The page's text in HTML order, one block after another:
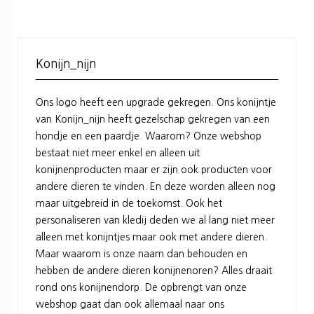
Konijn_nijn
Ons logo heeft een upgrade gekregen. Ons konijntje
van Konijn_nijn heeft gezelschap gekregen van een
hondje en een paardje. Waarom? Onze webshop
bestaat niet meer enkel en alleen uit
konijnenproducten maar er zijn ook producten voor
andere dieren te vinden. En deze worden alleen nog
maar uitgebreid in de toekomst. Ook het
personaliseren van kledij deden we al lang niet meer
alleen met konijntjes maar ook met andere dieren.
Maar waarom is onze naam dan behouden en
hebben de andere dieren konijnenoren? Alles draait
rond ons konijnendorp. De opbrengt van onze
webshop gaat dan ook allemaal naar ons